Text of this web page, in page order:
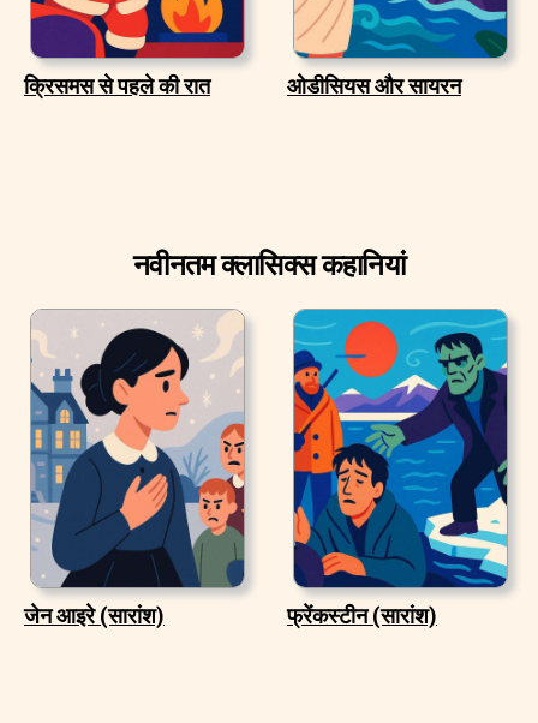
क्रिसमस से पहले की रात ओडीसियस और सायरन
नवीनतम क्लासिक्स कहानियां
जेन आइरे (सारांश) फ्रेंकस्टीन (सारांश)